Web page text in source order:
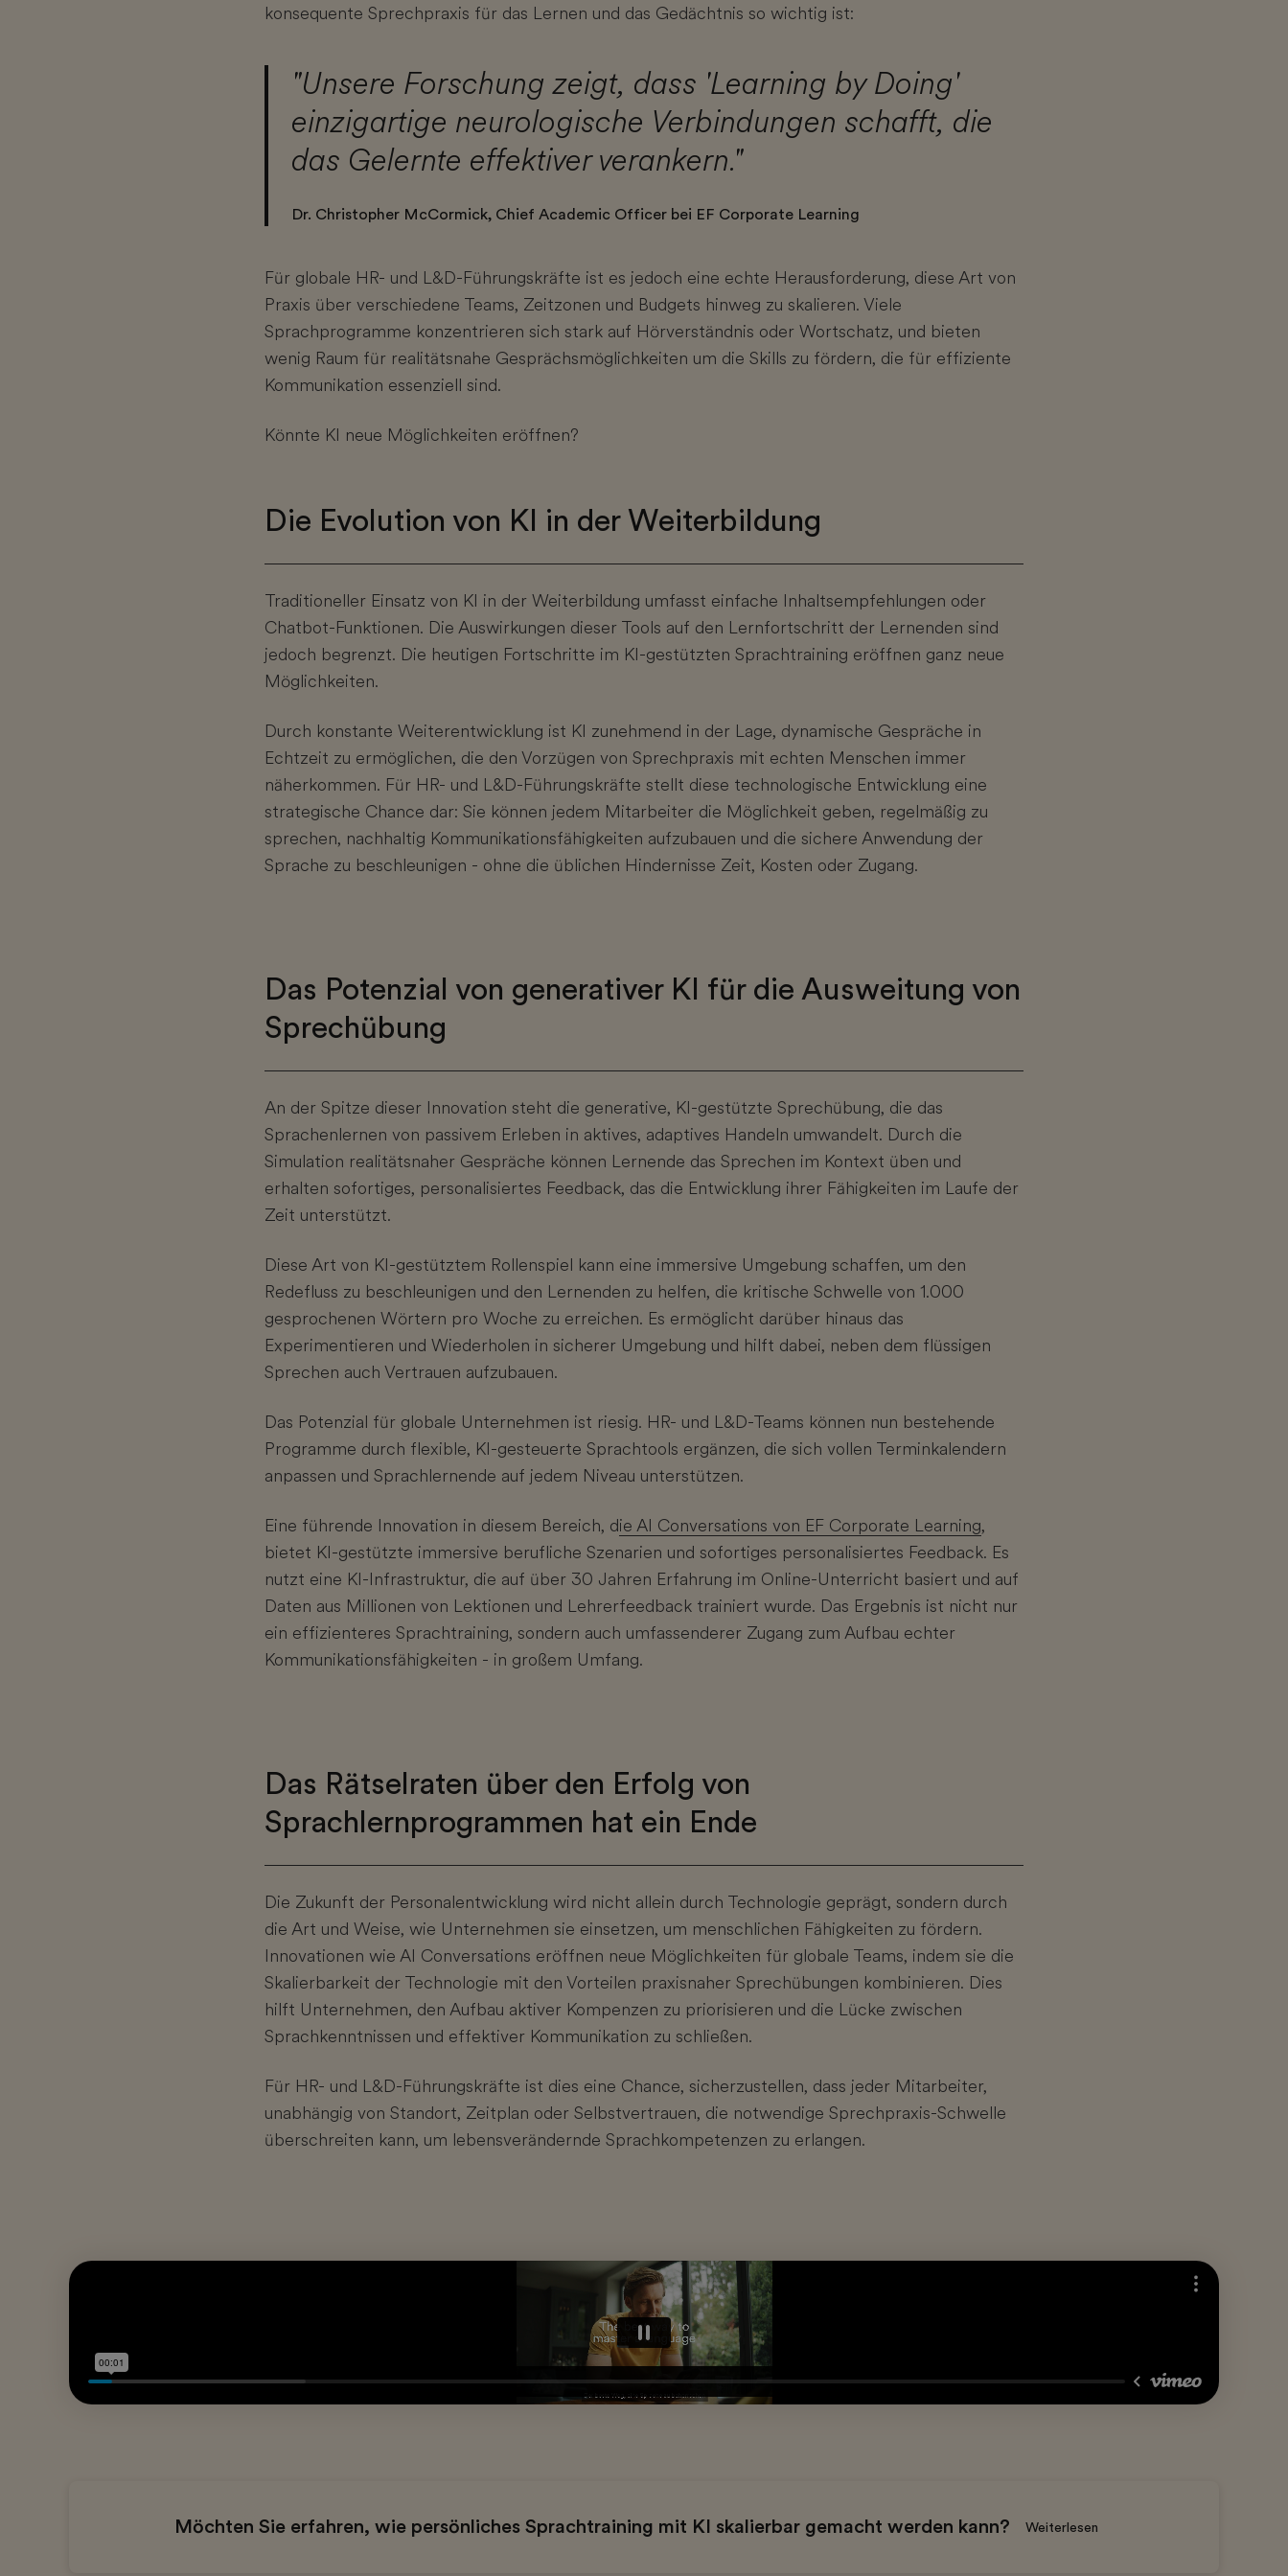
konsequente Sprechpraxis für das Lernen und das Gedächtnis so wichtig ist:
"Unsere Forschung zeigt, dass 'Learning by Doing'
einzigartige neurologische Verbindungen schafft, die
das Gelernte effektiver verankern."
Dr. Christopher McCormick, Chief Academic Officer bei EF Corporate Learning
Für globale HR- und L&D-Führungskräfte ist es jedoch eine echte Herausforderung, diese Art von
Praxis über verschiedene Teams, Zeitzonen und Budgets hinweg zu skalieren. Viele
Sprachprogramme konzentrieren sich stark auf Hörverständnis oder Wortschatz, und bieten
wenig Raum für realitätsnahe Gesprächsmöglichkeiten um die Skills zu fördern, die für effiziente
Kommunikation essenziell sind.
Könnte KI neue Möglichkeiten eröffnen?
Die Evolution von KI in der Weiterbildung
Traditioneller Einsatz von KI in der Weiterbildung umfasst einfache Inhaltsempfehlungen oder
Chatbot-Funktionen. Die Auswirkungen dieser Tools auf den Lernfortschritt der Lernenden sind
jedoch begrenzt. Die heutigen Fortschritte im KI-gestützten Sprachtraining eröffnen ganz neue
Möglichkeiten.
Durch konstante Weiterentwicklung ist KI zunehmend in der Lage, dynamische Gespräche in
Echtzeit zu ermöglichen, die den Vorzügen von Sprechpraxis mit echten Menschen immer
näherkommen. Für HR- und L&D-Führungskräfte stellt diese technologische Entwicklung eine
strategische Chance dar: Sie können jedem Mitarbeiter die Möglichkeit geben, regelmäßig zu
sprechen, nachhaltig Kommunikationsfähigkeiten aufzubauen und die sichere Anwendung der
Sprache zu beschleunigen - ohne die üblichen Hindernisse Zeit, Kosten oder Zugang.
Das Potenzial von generativer KI für die Ausweitung von
Sprechübung
An der Spitze dieser Innovation steht die generative, KI-gestützte Sprechübung, die das
Sprachenlernen von passivem Erleben in aktives, adaptives Handeln umwandelt. Durch die
Simulation realitätsnaher Gespräche können Lernende das Sprechen im Kontext üben und
erhalten sofortiges, personalisiertes Feedback, das die Entwicklung ihrer Fähigkeiten im Laufe der
Zeit unterstützt.
Diese Art von KI-gestütztem Rollenspiel kann eine immersive Umgebung schaffen, um den
Redefluss zu beschleunigen und den Lernenden zu helfen, die kritische Schwelle von 1.000
gesprochenen Wörtern pro Woche zu erreichen. Es ermöglicht darüber hinaus das
Experimentieren und Wiederholen in sicherer Umgebung und hilft dabei, neben dem flüssigen
Sprechen auch Vertrauen aufzubauen.
Das Potenzial für globale Unternehmen ist riesig. HR- und L&D-Teams können nun bestehende
Programme durch flexible, KI-gesteuerte Sprachtools ergänzen, die sich vollen Terminkalendern
anpassen und Sprachlernende auf jedem Niveau unterstützen.
Eine führende Innovation in diesem Bereich, die AI Conversations von EF Corporate Learning,
bietet KI-gestützte immersive berufliche Szenarien und sofortiges personalisiertes Feedback. Es
nutzt eine KI-Infrastruktur, die auf über 30 Jahren Erfahrung im Online-Unterricht basiert und auf
Daten aus Millionen von Lektionen und Lehrerfeedback trainiert wurde. Das Ergebnis ist nicht nur
ein effizienteres Sprachtraining, sondern auch umfassenderer Zugang zum Aufbau echter
Kommunikationsfähigkeiten - in großem Umfang.
Das Rätselraten über den Erfolg von
Sprachlernprogrammen hat ein Ende
Die Zukunft der Personalentwicklung wird nicht allein durch Technologie geprägt, sondern durch
die Art und Weise, wie Unternehmen sie einsetzen, um menschlichen Fähigkeiten zu fördern.
Innovationen wie AI Conversations eröffnen neue Möglichkeiten für globale Teams, indem sie die
Skalierbarkeit der Technologie mit den Vorteilen praxisnaher Sprechübungen kombinieren. Dies
hilft Unternehmen, den Aufbau aktiver Kompenzen zu priorisieren und die Lücke zwischen
Sprachkenntnissen und effektiver Kommunikation zu schließen.
Für HR- und L&D-Führungskräfte ist dies eine Chance, sicherzustellen, dass jeder Mitarbeiter,
unabhängig von Standort, Zeitplan oder Selbstvertrauen, die notwendige Sprechpraxis-Schwelle
überschreiten kann, um lebensverändernde Sprachkompetenzen zu erlangen.
Möchten Sie erfahren, wie persönliches Sprachtraining mit KI skalierbar gemacht werden kann? Weiterlesen